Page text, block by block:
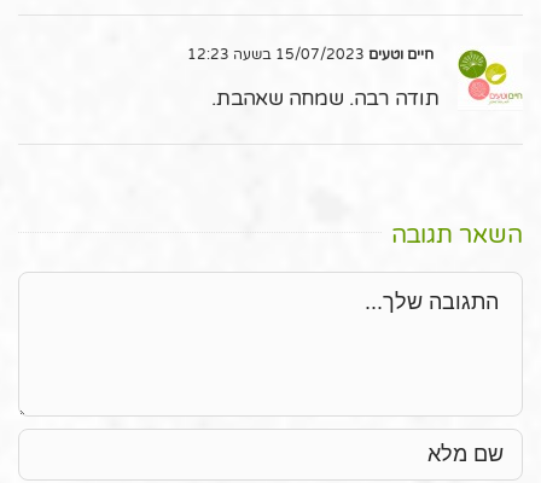
חיים וטעים
תודה רבה. שמחה שאהבת.
השאר תגובה
תגובה